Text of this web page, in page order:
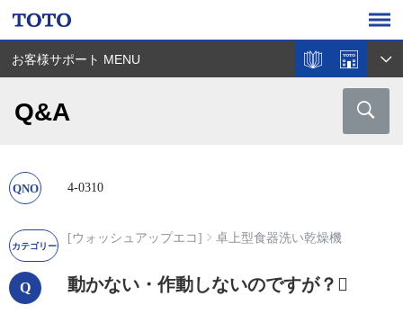
お客様サポート MENU
Q&A
4-0310
[ウォッシュアップエコ] 卓上型食器洗い乾燥機
動かない・作動しないのですが？